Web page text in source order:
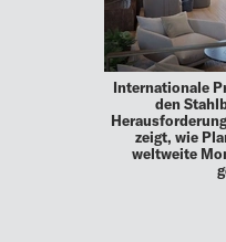
Internationale
den
zeigt, wie
weltweite